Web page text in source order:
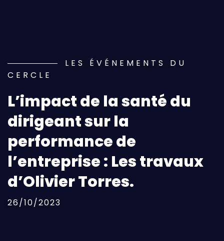
LES ÉVÉNEMENTS DU
CERCLE
L’impact de la santé du
dirigeant sur la
performance de
l’entreprise : Les travaux
d’Olivier Torres.
26/10/2023